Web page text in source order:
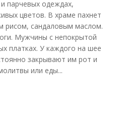
парчевых одеждах,
цветов. В храме пахнет
рисом, сандаловым маслом.
Мужчины с непокрытой
платках. У каждого на шее
закрывают им рот и
или еды...